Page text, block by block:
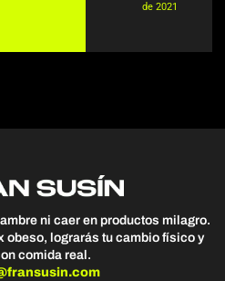
de 2021
ni caer en productos milagro.
obeso, lograrás tu cambio físico y
comida real.